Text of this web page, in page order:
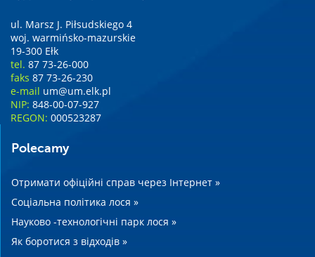
ul. Marsz J. Piłsudskiego 4
woj. warmińsko-mazurskie
19-300 Ełk
tel. 87 73-26-000
faks 87 73-26-230
e-mail um@um.elk.pl
NIP: 848-00-07-927
REGON: 000523287
Polecamy
Отримати офіційні справ через Інтернет »
Соціальна політика лося »
Науково -технологічні парк лося »
Як боротися з відходів »